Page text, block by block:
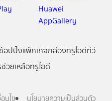
ช้อปปิ้งแพ็กเกจกล่องทรูไอดีทีวี
วยเหลือทรูไอดี
นไข นโยบายความเป็นส่วนตัว